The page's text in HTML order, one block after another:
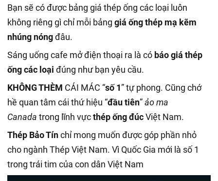
Bạn sẽ có được bảng giá thép ống các loại luôn
không riêng gì chỉ mỗi bảng giá ống thép mạ kẽm
nhúng nóngđâu.
Sáng uống cafe mở điện thoại ra là có báo giá thép
ống các loại đúng như bạn yêu cầu.
KHÔNG THÈM CÁI MÁC “số 1” tự phong. Cũng chớ
hề quan tâm cái thứ hiệu “đầu tiên”ảo ma
Canada trong lĩnh vựcthép ống đúcViệt Nam.
Thép Bảo Tínchỉ mong muốn được góp phần nhỏ
cho ngành Thép Việt Nam. Vì Quốc Gia mới là số 1
trong trái tim của con dân Việt Nam